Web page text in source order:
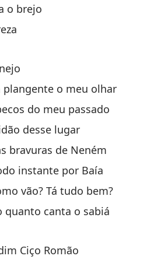
o brejo
plangente o meu olhar
do meu passado
desse lugar
bravuras de Neném
instante por Baía
vão? Tá tudo bem?
quanto canta o sabiá
Ciço Romão